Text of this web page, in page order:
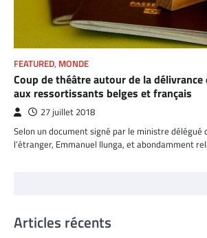
FEATURED, MONDE
Coup de théâtre autour de la
aux ressortissants belges et français
27 juillet 2018
Selon un document signé par le ministre délégué
l’étranger, Emmanuel Ilunga, et abondamment
Articles récents